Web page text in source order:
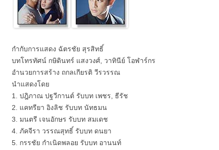
กำกับการแสดง ฉัตรชัย สุรสิทธิ์
บทโทรทัศน์ กษิดินทร์ แสงวงศ์, วาทินีย์ โอฬาร์กร
อำนวยการสร้าง ถกลเกียรติ วีรวรรณ
นำแสดงโดย
1. ปฎิภาณ ปฐวีกานต์ รับบท เพชร, ธีรัช
2. แคทรียา อิงลิช รับบท นัทธมน
3. มนตรี เจนอักษร รับบท สมเดช
4. ภัคจีรา วรรณสุทธิ์ รับบท ดนยา
5. กรรชัย กำเนิดพลอย รับบท อานนท์